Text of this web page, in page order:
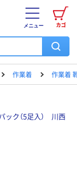
カゴ
メニュー
作業着 作業着
ク（5足入） 川西